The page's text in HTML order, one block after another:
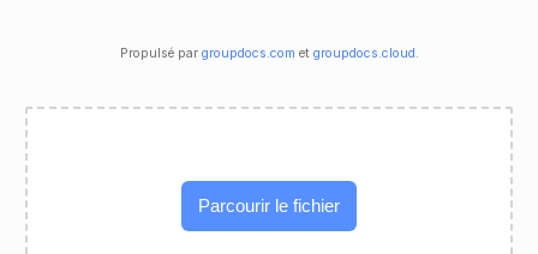
Propulsé par groupdocs.com et groupdocs.cloud .
Parcourir le fichier